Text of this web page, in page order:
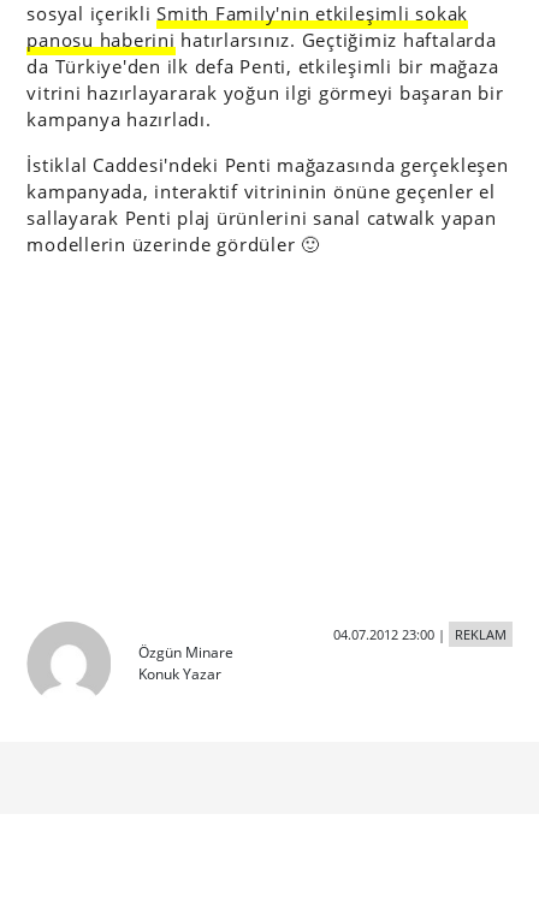
sosyal içerikliSmith Family'nin etkileşimli sokak
panosu haberini hatırlarsınız. Geçtiğimiz haftalarda
da Türkiye'den ilk defa Penti, etkileşimli bir mağaza
vitrini hazırlayararak yoğun ilgi görmeyi başaran bir
kampanya hazırladı.
İstiklal Caddesi'ndeki Penti mağazasında gerçekleşen
kampanyada, interaktif vitrininin önüne geçenler el
sallayarak Penti plaj ürünlerini sanal catwalk yapan
modellerin üzerinde gördüler 🙂
Özgün Minare
Konuk Yazar
04.07.2012 23:00| REKLAM